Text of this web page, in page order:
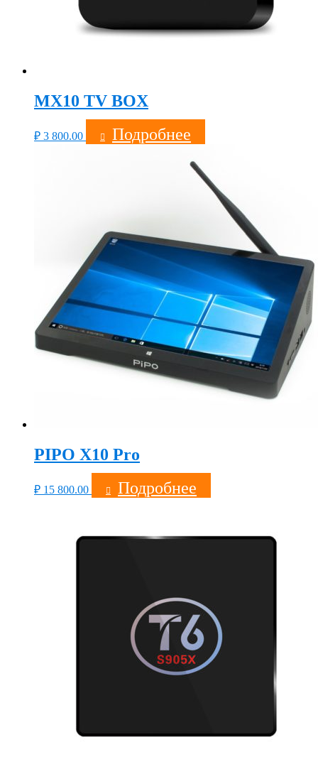
MX10 TV BOX
₽ 3 800.00 Подробнее
PIPO X10 Pro
₽ 15 800.00 Подробнее